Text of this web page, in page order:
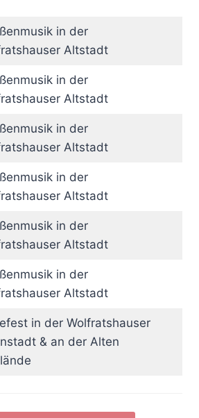
in der
Altstadt
in der
Altstadt
in der
Altstadt
in der
Altstadt
in der
Altstadt
in der
Altstadt
in der Wolfratshauser
& an der Alten